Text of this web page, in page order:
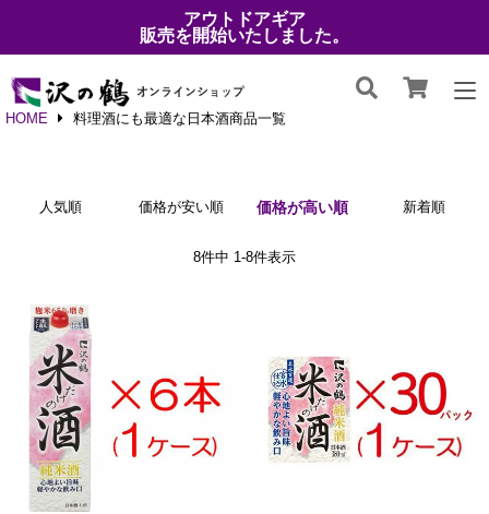
アウトドアギア
販売を開始いたしました。
HOME 料理酒にも最適な日本酒商品一覧
人気順 価格が安い順 価格が高い順 新着順
8件中 1-8件表示